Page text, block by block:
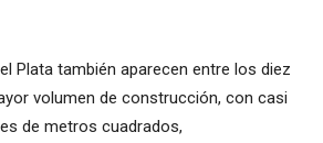
Plata también aparecen entre los diez
volumen de construcción, con casi
de metros cuadrados,